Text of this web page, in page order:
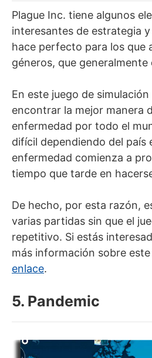
Plague Inc. tiene algunos
interesantes de estrategia
hace perfecto para los que
géneros, que
En este juego de
encontrar la mejor manera
enfermedad por todo el
difícil dependiendo del país
enfermedad comienza a
tiempo que tarde en
De hecho, por esta razón,
varias partidas sin que el
repetitivo. Si estás
más información sobre este
enlace.
5. Pandemic